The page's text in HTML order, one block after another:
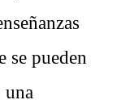
se pueden
una